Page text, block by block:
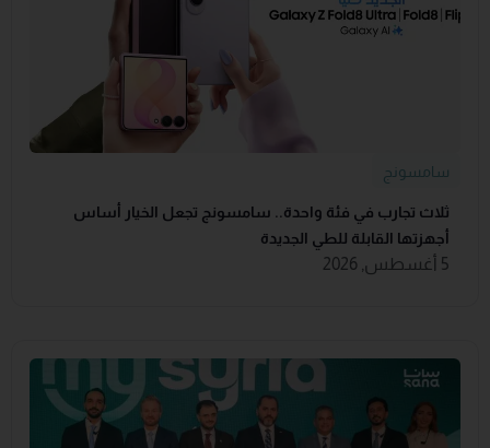
سامسونج
ثلاث تجارب في فئة واحدة.. سامسونج تجعل الخيار أساس
أجهزتها القابلة للطي الجديدة
5 أغسطس, 2026